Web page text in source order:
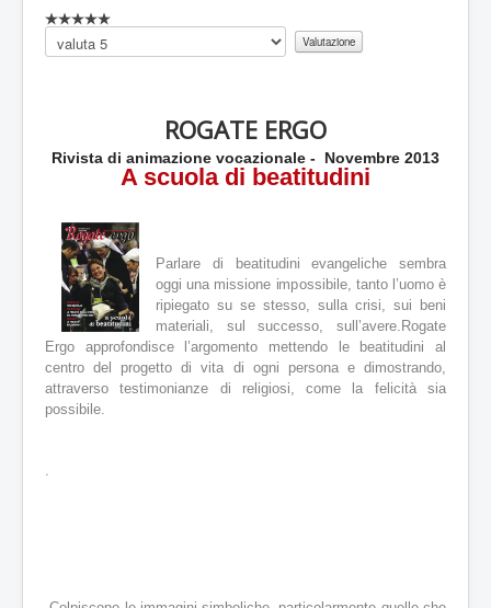
V
l
e
:
0
Valuta
ROGATE ERGO
Rivista di animazione vocazionale - Novembre 2013
A scuola di beatitudini
Parlare di beatitudini evangeliche sembra
oggi una missione impossibile, tanto l’uomo è
ripiegato su se stesso, sulla crisi, sui beni
materiali, sul successo, sull’avere. Rogate
Ergo approfondisce l’argomento mettendo le beatitudini al
centro del progetto di vita di ogni persona e dimostrando,
attraverso testimonianze di religiosi, come la felicità sia
possibile.
.